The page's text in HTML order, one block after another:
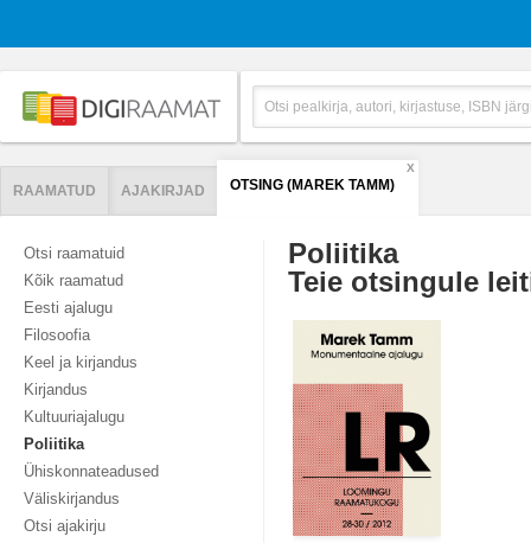
RAAMATUD AJAKIRJAD OTSING (MAREK TAMM)
X
Otsi raamatuid
Kõik raamatud
Eesti ajalugu
Filosoofia
Keel ja kirjandus
Kirjandus
Kultuuriajalugu
Poliitika
Ühiskonnateadused
Väliskirjandus
Otsi ajakirju
Poliitika
Teie otsingule